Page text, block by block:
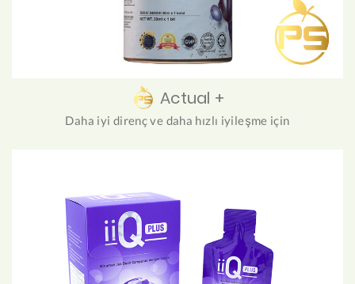
Actual +
Daha iyi direnç ve daha hızlı iyileşme için